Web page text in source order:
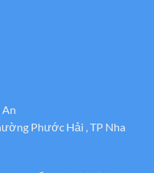
Phước Hải , TP Nha